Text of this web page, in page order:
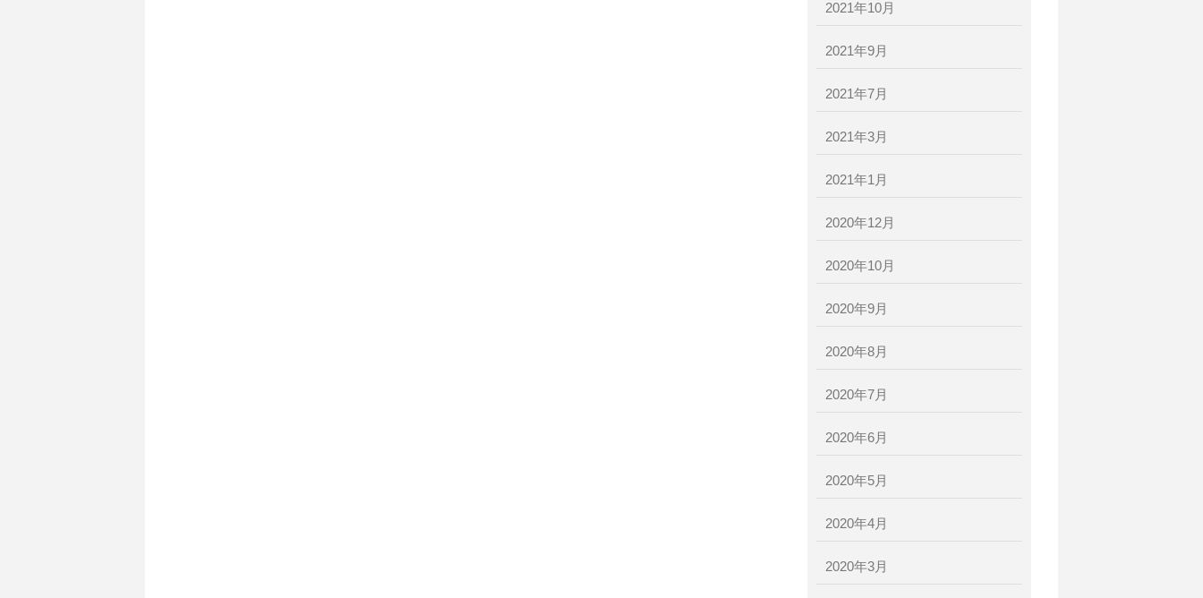
2021年10月
2021年9月
2021年7月
2021年3月
2021年1月
2020年12月
2020年10月
2020年9月
2020年8月
2020年7月
2020年6月
2020年5月
2020年4月
2020年3月